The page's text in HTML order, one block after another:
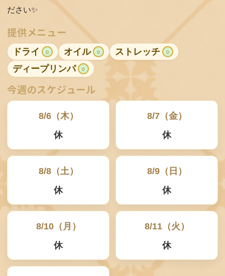
C
R
U
I
T
C
T
☎
ださい✨️
提供メニュー
ドライ ○ オイル ○ ストレッチ ○
ディープリンパ ○
今週のスケジュール
8/6（木）
休
8/7（金）
休
8/8（土）
休
8/9（日）
休
8/10（月）
休
8/11（火）
休